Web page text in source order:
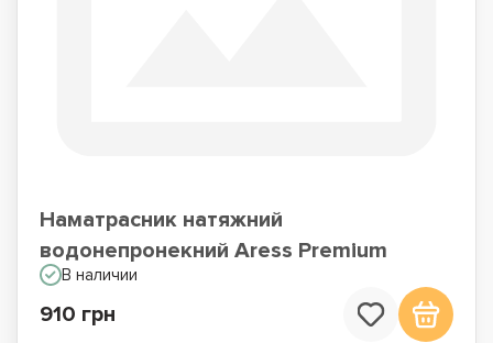
Наматрасник натяжний
водонепронекний Aress Premium
В наличии
910 грн